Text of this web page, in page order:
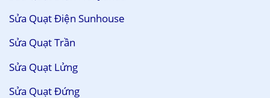
Sửa Quạt Điện Sunhouse
Sửa Quạt Trần
Sửa Quạt Lửng
Sửa Quạt Đứng